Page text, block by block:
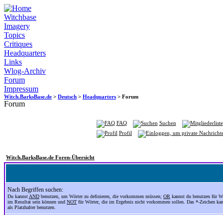
Witchbase
Imagery
Topics
Critiques
Headquarters
Links
Wlog-Archiv
Forum
Impressum
Witch.BarksBase.de > Deutsch > Headquarters > Forum
Forum
FAQ
Suchen
Profil
Witch.BarksBase.de Foren-Übersicht
Nach Begriffen suchen:
Du kannst AND benutzen, um Wörter zu definieren, die vorkommen müssen; OR kannst du benutzen für
im Resultat sein können und NOT für Wörter, die im Ergebnis nicht vorkommen sollen. Das *-Zeichen
als Platzhalter benutzen.